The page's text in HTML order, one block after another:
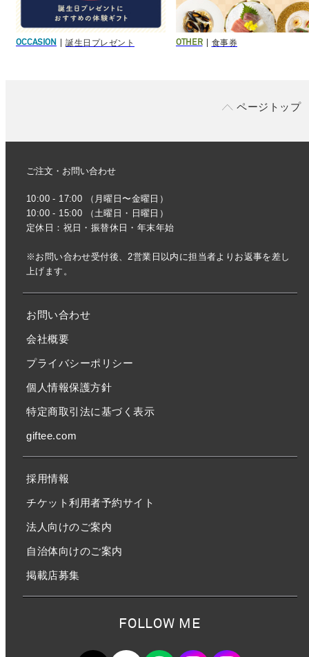
OCCASION 誕生日プレゼント OTHER 食事券
ページトップ
ご注文・お問い合わせ
10:00 - 17:00 （月曜日〜金曜日）
10:00 - 15:00 （土曜日・日曜日）
定休日：祝日・振替休日・年末年始
※お問い合わせ受付後、2営業日以内に担当者よりお返事を差し
上げます。
お問い合わせ
会社概要
プライバシーポリシー
個人情報保護方針
特定商取引法に基づく表示
giftee.com
採用情報
チケット利用者予約サイト
法人向けのご案内
自治体向けのご案内
掲載店募集
FOLLOW ME